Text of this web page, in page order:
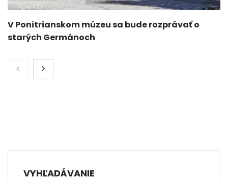
V Ponitrianskom múzeu sa bude rozprávať o
starých Germánoch
VYHĽADÁVANIE